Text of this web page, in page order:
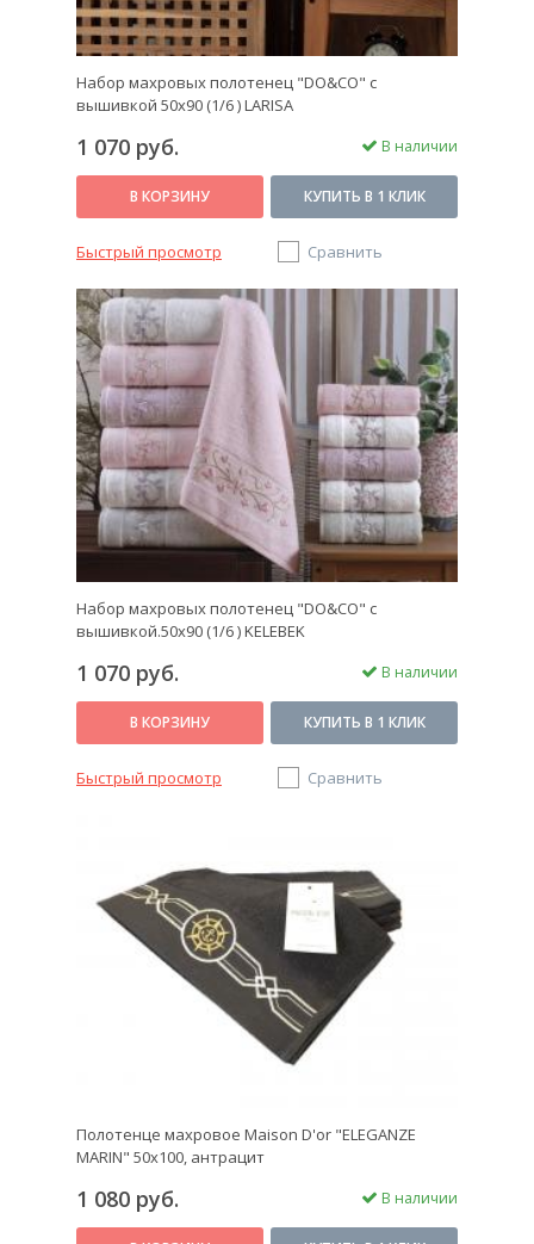
Набор махровых полотенец "DO&CO" с
вышивкой 50х90 (1/6 ) LARISA
1 070 руб. В наличии
В КОРЗИНУ КУПИТЬ В 1 КЛИК
Быстрый просмотр Сравнить
Набор махровых полотенец "DO&CO" с
вышивкой.50х90 (1/6 ) KELEBEK
1 070 руб. В наличии
В КОРЗИНУ КУПИТЬ В 1 КЛИК
Быстрый просмотр Сравнить
Полотенце махровое Maison D'or "ELEGANZE
MARIN" 50х100, антрацит
1 080 руб. В наличии